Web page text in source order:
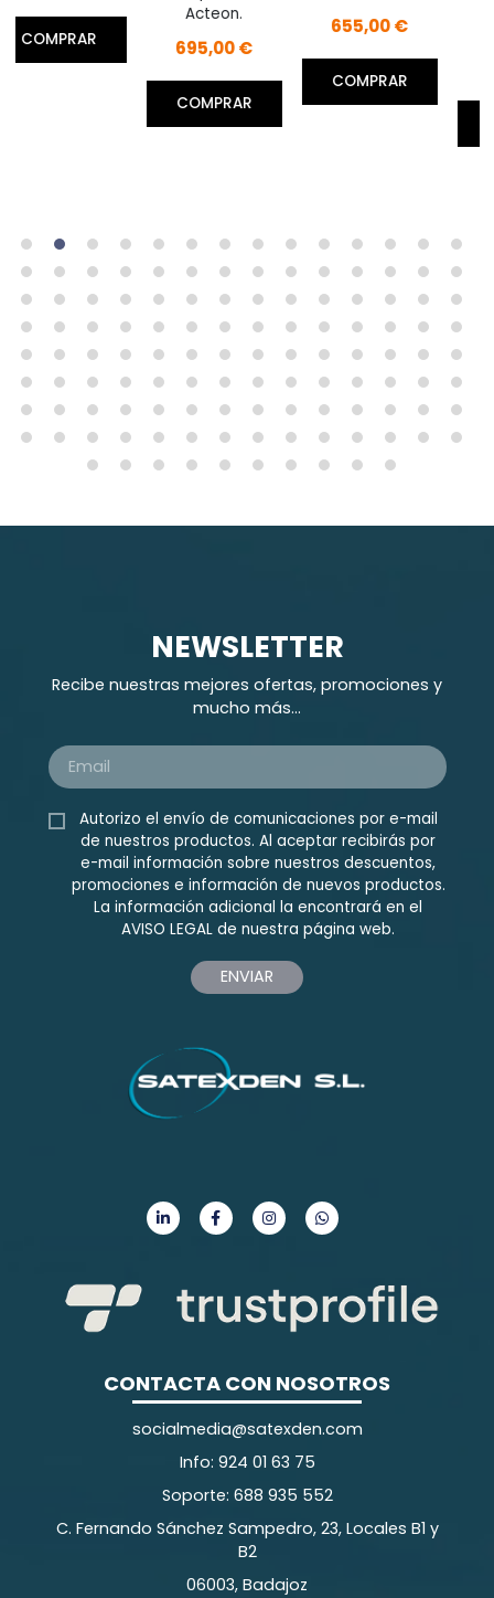
Acteon.
695,00 €
655,00 €
COMPRAR
Acteon.
NEWSLETTER
Recibe nuestras mejores ofertas, promociones y
mucho más...
Autorizo el envío de comunicaciones por e-mail
de nuestros productos. Al aceptar recibirás por
e-mail información sobre nuestros descuentos,
promociones e información de nuevos productos.
La información adicional la encontrará en el
AVISO LEGAL de nuestra página web.
ENVIAR
CONTACTA CON NOSOTROS
socialmedia@satexden.com
Info: 924 01 63 75
Soporte: 688 935 552
C. Fernando Sánchez Sampedro, 23, Locales B1 y
B2
06003, Badajoz